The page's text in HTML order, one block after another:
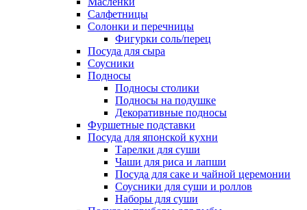
Салфетницы
Солонки и перечницы
Фигурки соль/перец
Посуда для сыра
Соусники
Подносы
Подносы столики
Подносы на подушке
Декоративные подносы
Фуршетные подставки
Посуда для японской кухни
Тарелки для суши
Чаши для риса и лапши
Посуда для саке и чайной церемонии
Соусники для суши и роллов
Наборы для суши